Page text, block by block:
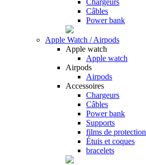
Chargeurs
Câbles
Power bank
Apple Watch / Airpods
Apple watch
Apple watch
Airpods
Airpods
Accessoires
Chargeurs
Câbles
Power bank
Supports
films de protection
Étuis et coques
bracelets